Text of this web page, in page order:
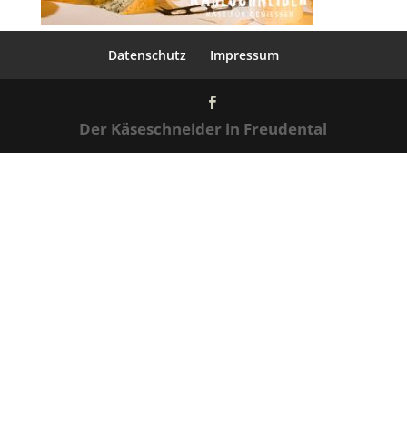
Datenschutz Impressum
Der Käseschneider in Freudental